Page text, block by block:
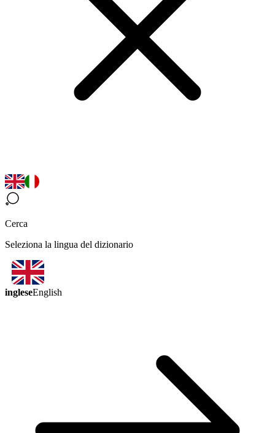
Cerca
Seleziona la lingua del dizionario
ingleseEnglish